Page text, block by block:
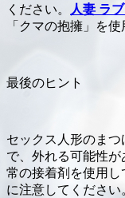
ください。 人妻 ラ
「クマの抱擁」を使
最後のヒント
セックス人形のま
で、外れる可能性
常の接着剤を使用
に注意してくださ